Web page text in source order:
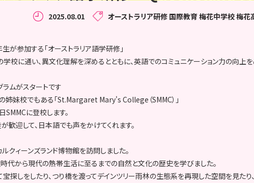
2025.08.01 オーストラリア研修 国際教育梅花中学校梅花
が参加する「オーストラリア語学研修」
校に通い、異文化理解を深めるとともに、英語でのコミュニケーション力の向上を
ムがスタートです
妹校でもある「St.Margaret Mary's College（SMMC）」
に登校します。
歓迎して、日本語でも声をかけてくれます。
クィーンズランド博物館を訪問しました。
代から現代の熱帯生活に至るまでの自然と文化の歴史を学びました。
探しをしたり、つり橋を渡ってデインツリー雨林の生態系を再現した空間を見たり